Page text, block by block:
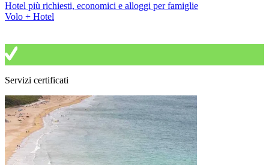
Hotel più richiesti, economici e alloggi per famiglie
Volo + Hotel
Servizi certificati